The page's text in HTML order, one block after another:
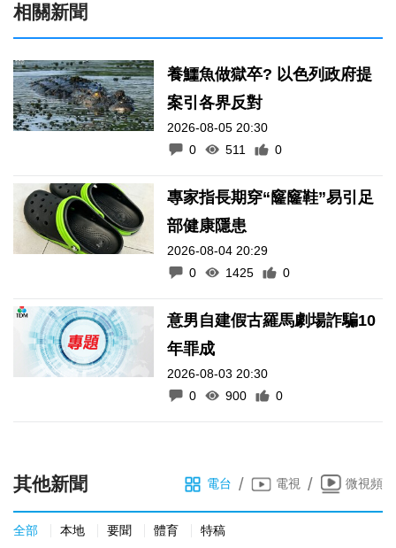
相關新聞
養鱷魚做獄卒? 以色列政府提
案引各界反對
2026-08-05 20:30
0
511 0
專家指長期穿“窿窿鞋”易引足
部健康隱患
2026-08-04 20:29
0
1425 0
意男自建假古羅馬劇場詐騙10
年罪成
2026-08-03 20:30
0
900 0
其他新聞 電台 / 電視 / 微視頻
全部 本地 要聞 體育 特稿